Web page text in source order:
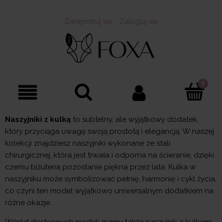
Zarejestruj się Zaloguj się
Naszyjniki z kulką to subtelny, ale wyjątkowy dodatek,
który przyciąga uwagę swoją prostotą i elegancją. W naszej
kolekcji znajdziesz naszyjniki wykonane ze stali
chirurgicznej, która jest trwała i odporna na ścieranie, dzięki
czemu biżuteria pozostanie piękna przez lata. Kulka w
naszyjniku może symbolizować pełnię, harmonię i cykl życia,
co czyni ten model wyjątkowo uniwersalnym dodatkiem na
różne okazje.